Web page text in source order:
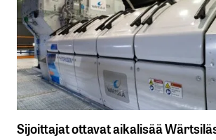
Sijoittajat ottavat aikalisää